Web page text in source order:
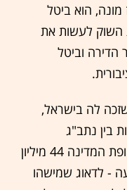
הוא ביטל
השוק לעשות את
וביטל
לה בישראל,
בין נתב"ג
לארגנטינה - מהלך שצפוי לעלות לקופת המדינה 44 מיליון
- לדאוג שמישהו